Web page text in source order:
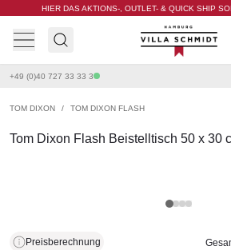
HIER DAS AKTIONS-, OUTLET- & QUICK SHIP
Villa Schmidt
+49 (0)40 727 33 33 3
TOM DIXON / TOM DIXON FLASH
Tom Dixon Flash Beistelltisch 50 x 30
Preisberechnung